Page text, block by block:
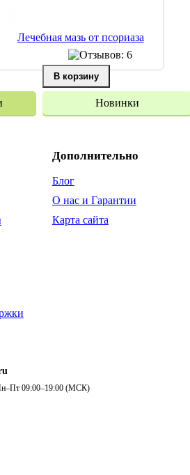
Лечебная мазь от псориаза
Новинки
Дополнительно
Блог
О нас и Гарантии
Карта сайта
09:00–19:00 (МСК)